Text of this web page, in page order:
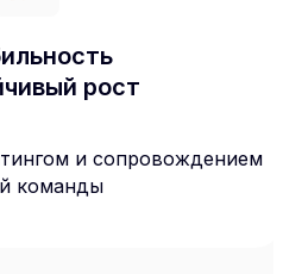
рост
и сопровождением
команды